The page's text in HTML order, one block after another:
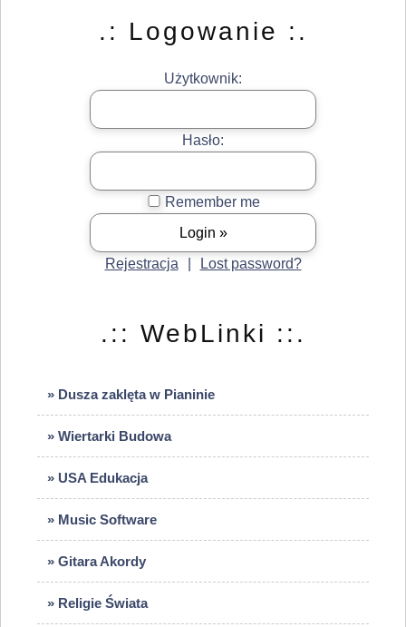
.: Logowanie :.
Użytkownik:
Hasło:
Remember me
Rejestracja Lost password?
.:: WebLinki ::.
» Dusza zaklęta w Pianinie
» Wiertarki Budowa
» USA Edukacja
» Music Software
» Gitara Akordy
» Religie Świata